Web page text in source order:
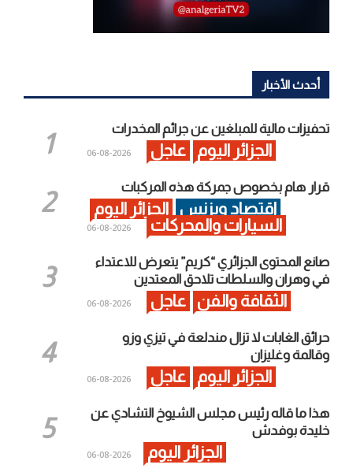
أحدث الأخبار
تحفيزات مالية للمبلغين عن جرائم المخدرات
الجزائر اليوم عاجل 2026-08-06
قرار هام بخصوص جمركة هذه المركبات
اقتصاد وبزنس
الجزائر اليوم
السيارات والمحركات
2026-08-06
صانع المحتوى الجزائري “كريم” يتعرض للاعتداء
في وهران والسلطات تلاحق المعتدين
الثقافة والفن عاجل 2026-08-06
حرائق الغابات لا تزال مندلعة في تيزي وزو
وقالمة وغليزان
الجزائر اليوم عاجل 2026-08-06
هذا ما قاله رئيس مجلس الشيوخ التشادي عن
خليدة بوفدش
الجزائر اليوم 2026-08-06